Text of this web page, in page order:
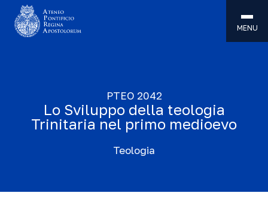
MENU
PTEO 2042
Lo Sviluppo della teologia
Trinitaria nel primo medioevo
Teologia